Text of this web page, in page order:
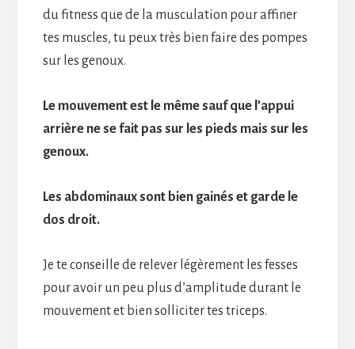
du fitness que de la musculation pour affiner
tes muscles, tu peux très bien faire des pompes
sur les genoux.
Le mouvement est le même sauf que l’appui
arrière ne se fait pas sur les pieds mais sur les
genoux.
Les abdominaux sont bien gainés et garde le
dos droit.
Je te conseille de relever légèrement les fesses
pour avoir un peu plus d’amplitude durant le
mouvement et bien solliciter tes triceps.